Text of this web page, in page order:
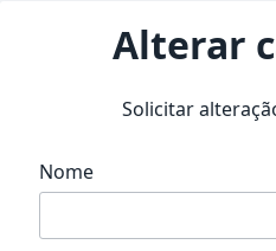
Alterar
Solicitar
Nome